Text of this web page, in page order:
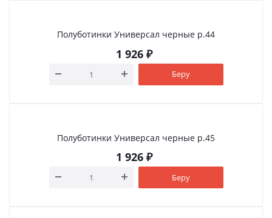
Полуботинки Универсал черные р.44
1 926₽
Беру
Полуботинки Универсал черные р.45
1 926₽
Беру